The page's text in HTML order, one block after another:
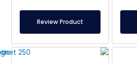
Review Product